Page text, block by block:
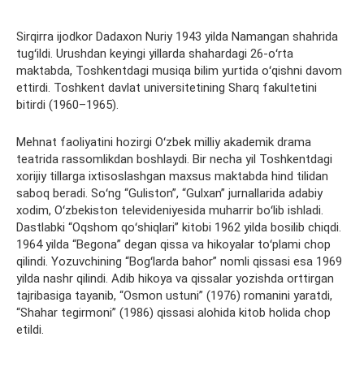
Sirqirra ijodkor Dadaxon Nuriy 1943 yilda Namangan shahrida
tugʻildi. Urushdan keyingi yillarda shahardagi 26-oʻrta
maktabda, Toshkentdagi musiqa bilim yurtida oʻqishni davom
ettirdi. Toshkent davlat universitetining Sharq fakultetini
bitirdi (1960–1965).
Mehnat faoliyatini hozirgi Oʻzbek milliy akademik drama
teatrida rassomlikdan boshlaydi. Bir necha yil Toshkentdagi
xorijiy tillarga ixtisoslashgan maxsus maktabda hind tilidan
saboq beradi. Soʻng “Guliston”, “Gulxan” jurnallarida adabiy
xodim, Oʻzbekiston televideniyesida muharrir boʻlib ishladi.
Dastlabki “Oqshom qoʻshiqlari” kitobi 1962 yilda bosilib chiqdi.
1964 yilda “Begona” degan qissa va hikoyalar toʻplami chop
qilindi. Yozuvchining “Bogʻlarda bahor” nomli qissasi esa 1969
yilda nashr qilindi. Adib hikoya va qissalar yozishda orttirgan
tajribasiga tayanib, “Osmon ustuni” (1976) romanini yaratdi,
“Shahar tegirmoni” (1986) qissasi alohida kitob holida chop
etildi.